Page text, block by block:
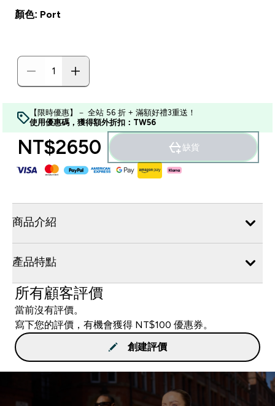
顏色: Port
【限時優惠】－ 全站 56 折 + 滿額好禮3重送！
使用優惠碼，獲得額外折扣：TW56
NT$2650‎ 缺貨
商品介紹
產品特點
所有顧客評價
當前沒有評價。
寫下您的評價，有機會獲得 NT$100 優惠券。
創建評價